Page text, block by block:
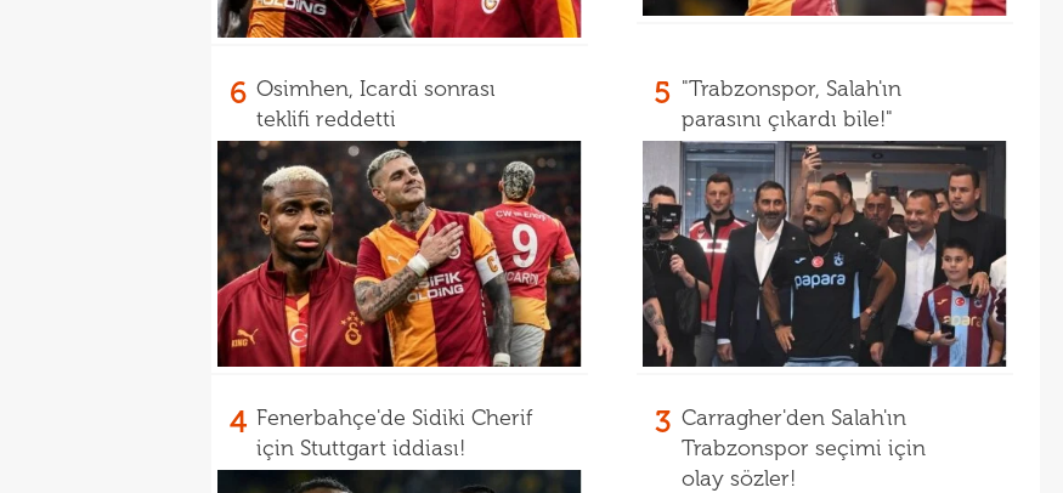
6 Osimhen, Icardi sonrası
teklifi reddetti
5 "Trabzonspor, Salah'ın
parasını çıkardı bile!"
4 Fenerbahçe'de Sidiki Cherif
için Stuttgart iddiası!
3 Carragher'den Salah'ın
Trabzonspor seçimi için
olay sözler!